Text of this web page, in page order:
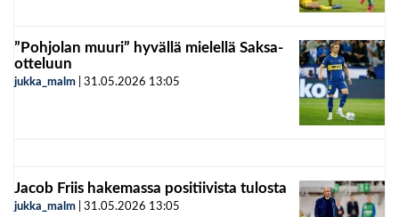
”Pohjolan muuri” hyvällä mielellä Saksa-
otteluun
jukka_malm 31.05.2026 13:05
Jacob Friis hakemassa positiivista tulosta
jukka_malm 31.05.2026 13:05